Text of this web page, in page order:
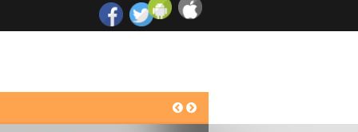
Un humanitaire prend tous les risques pour sauver une fillette prise au milieu de tirs avec Daesh (vidéo)